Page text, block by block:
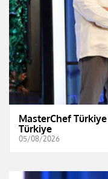
MasterChef
Türkiye
05/08/2026